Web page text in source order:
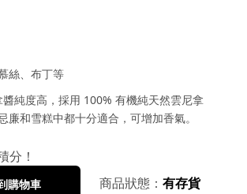
絲、布丁等
純度高，採用 100% 有機純天然雲尼拿
和雪糕中都十分適合，可增加香氣。
分！
購物車 商品狀態： 有存貨